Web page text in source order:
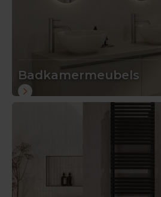
Badkamermeubels